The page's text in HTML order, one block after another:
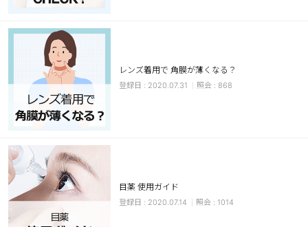
レビュー
EYEしてる
総合掲示板
カスタマーサービス
ショッピングガイド
アプリダウンロード
レンズ着用で 角膜が薄くなる？
2020.07.31 868
目薬 使用ガイド
2020.07.14 1014